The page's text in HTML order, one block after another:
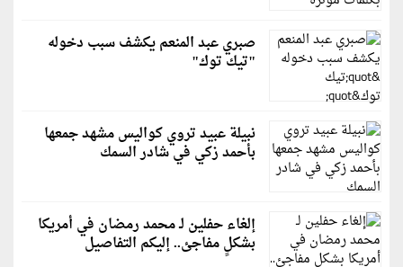
صبري عبد المنعم يكشف سبب دخوله
"تيك توك"
نبيلة عبيد تروي كواليس مشهد جمعها
بأحمد زكي في شادر السمك
إلغاء حفلين لـ محمد رمضان في أمريكا
بشكلٍ مفاجئ.. إليكم التفاصيل